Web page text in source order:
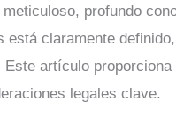
profundo
está claramente
artículo
legales clave.